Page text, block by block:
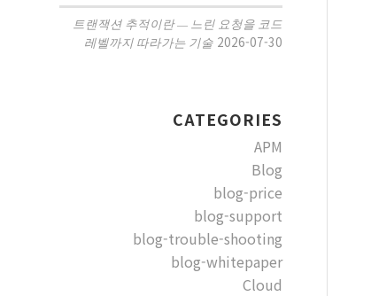
트랜잭션 추적이란 — 느린 요청을 코드
레벨까지 따라가는 기술 2026-07-30
CATEGORIES
APM
Blog
blog-price
blog-support
blog-trouble-shooting
blog-whitepaper
Cloud